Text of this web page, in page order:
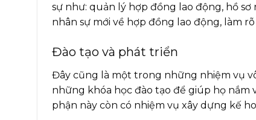
sự như: quản lý hợp đồng lao động, hồ
nhân sự mới về hợp đồng lao động, làm
Đào tạo và phát triển
Đây cũng là một trong những nhiệm vụ
những khóa học đào tạo để giúp họ nắm
phận này còn có nhiệm vụ xây dựng kế